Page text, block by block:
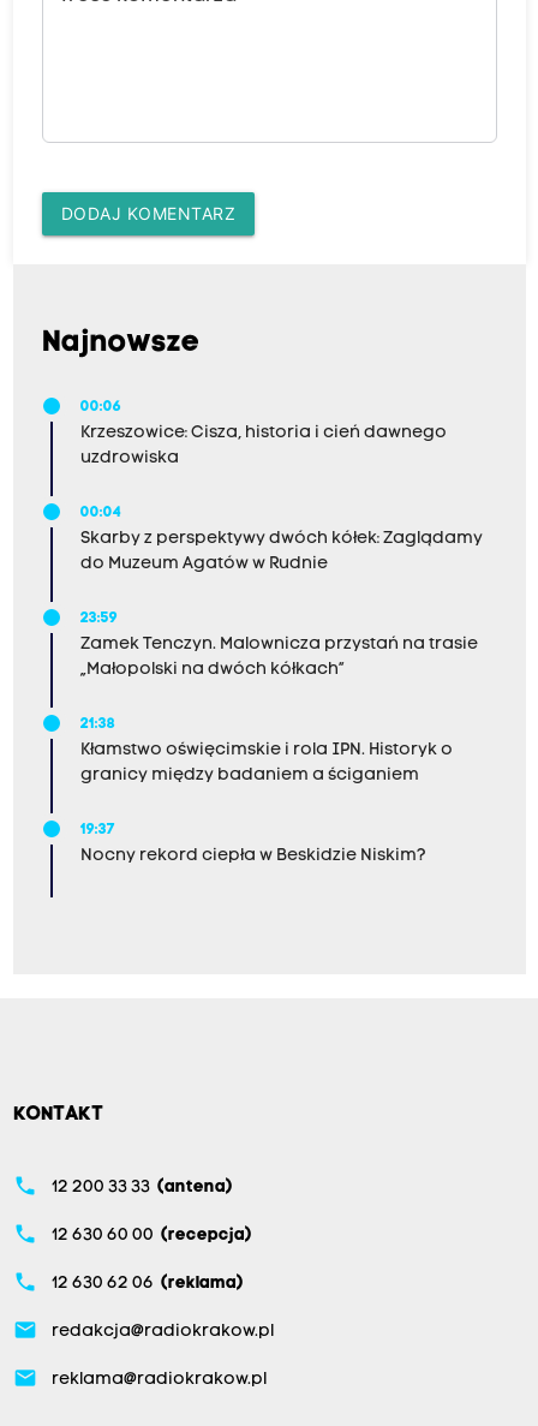
DODAJ KOMENTARZ
Najnowsze
00:06
Krzeszowice: Cisza, historia i cień dawnego
uzdrowiska
00:04
Skarby z perspektywy dwóch kółek: Zaglądamy
do Muzeum Agatów w Rudnie
23:59
Zamek Tenczyn. Malownicza przystań na trasie
„Małopolski na dwóch kółkach”
21:38
Kłamstwo oświęcimskie i rola IPN. Historyk o
granicy między badaniem a ściganiem
19:37
Nocny rekord ciepła w Beskidzie Niskim?
KONTAKT
phone 12 200 33 33 (antena)
phone 12 630 60 00 (recepcja)
phone 12 630 62 06 (reklama)
email redakcja@radiokrakow.pl
email reklama@radiokrakow.pl